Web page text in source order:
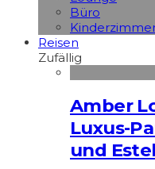
Büro
Reisen
Zufällig
Amber
Luxus-
und